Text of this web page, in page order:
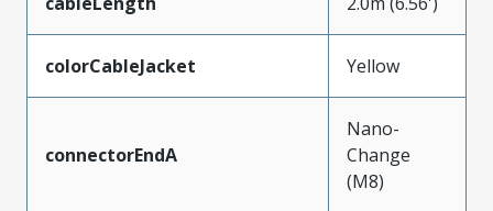
colorCableJacket Yellow
connectorEndA
Nano-
Change
(M8)